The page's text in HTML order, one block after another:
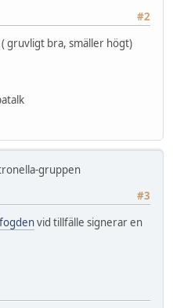
#2
gruvligt bra, smäller högt)
gruppen
#3
vid tillfälle signerar en